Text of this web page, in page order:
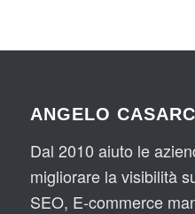
ANGELO
Dal 2010 aiuto le
migliorare la visibilità
SEO, E-commerce